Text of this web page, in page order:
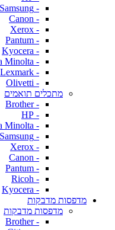
- Samsung
- Canon
- Xerox
- Pantum
- Kyocera
- Konica Minolta
- Lexmark
- Olivetti
מתכלים תואמים
- Brother
- HP
- Konica Minolta
- Samsung
- Xerox
- Canon
- Pantum
- Ricoh
- Kyocera
מדפסות מדבקות
מדפסות מדבקות
- Brother